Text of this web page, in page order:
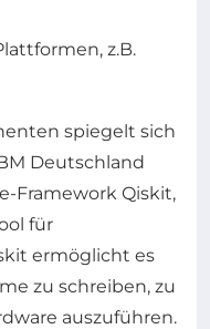
z.B.
spiegelt sich
Deutschland
Framework Qiskit,
für
ermöglicht es
zu schreiben, zu
auszuführen.